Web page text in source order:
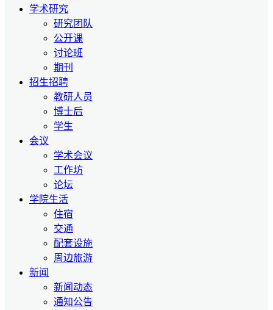
学术研究
研究团队
公开课
讨论班
期刊
招生招聘
教研人员
博士后
学生
会议
学术会议
工作坊
论坛
学院生活
住宿
交通
配套设施
周边旅游
新闻
新闻动态
通知公告